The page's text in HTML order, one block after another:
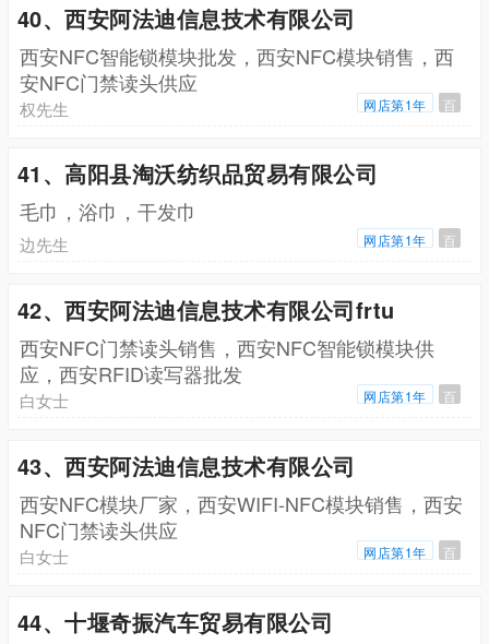
40、西安阿法迪信息技术有限公司
西安NFC智能锁模块批发，西安NFC模块销售，西
安NFC门禁读头供应
权先生 网店第1年 百
41、高阳县淘沃纺织品贸易有限公司
毛巾，浴巾，干发巾
边先生 网店第1年 百
42、西安阿法迪信息技术有限公司frtu
西安NFC门禁读头销售，西安NFC智能锁模块供
应，西安RFID读写器批发
白女士 网店第1年 百
43、西安阿法迪信息技术有限公司
西安NFC模块厂家，西安WIFI-NFC模块销售，西安
NFC门禁读头供应
白女士 网店第1年 百
44、十堰奇振汽车贸易有限公司